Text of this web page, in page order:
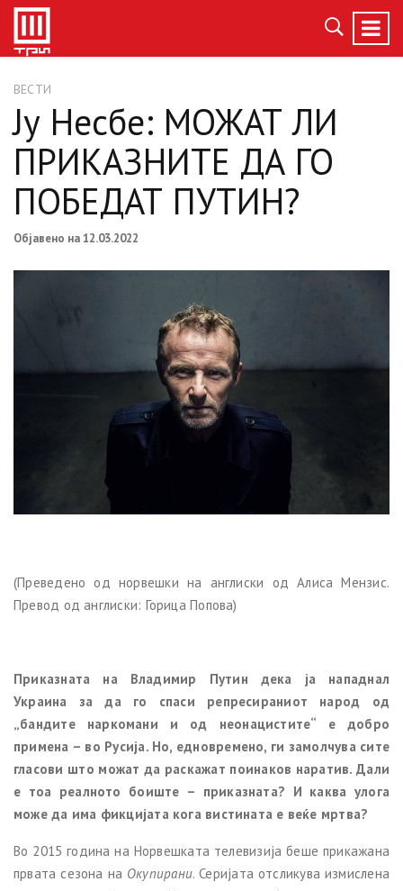
ВЕСТИ
Ју Несбе: МОЖАТ ЛИ
ПРИКАЗНИТЕ ДА ГО
ПОБЕДАТ ПУТИН?
Објавено на 12.03.2022
(Преведено од норвешки на англиски од Алиса Мензис.
Превод од англиски: Горица Попова)
Приказната на Владимир Путин дека ja нападнал
Украина за да го спаси репресираниот народ од
„бандите наркомани и од неонацистите“ е добро
примена – во Русија. Но, едновремено, ги замолчува сите
гласови што можат да раскажат поинаков наратив. Дали
е тоа реалното боиште – приказната? И каква улога
може да има фикцијата кога вистината е веќе мртва?
Во 2015 година на Норвешката телевизија беше прикажана
првата сезона на Окупирани. Серијата отсликува измислена